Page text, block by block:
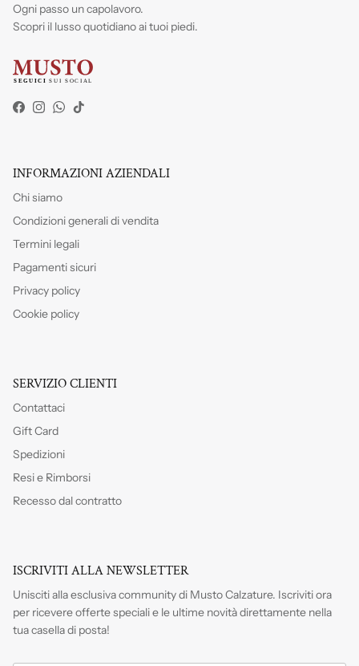
Ogni passo un capolavoro.
Scopri il lusso quotidiano ai tuoi piedi.
Facebook
Instagram
WhatsApp
TikTok
INFORMAZIONI AZIENDALI
Chi siamo
Condizioni generali di vendita
Termini legali
Pagamenti sicuri
Privacy policy
Cookie policy
SERVIZIO CLIENTI
Contattaci
Gift Card
Spedizioni
Resi e Rimborsi
Recesso dal contratto
ISCRIVITI ALLA NEWSLETTER
Unisciti alla esclusiva community di Musto Calzature. Iscrivitiora
per ricevere offerte speciali e le ultime novità direttamente nella
tua casella di posta!